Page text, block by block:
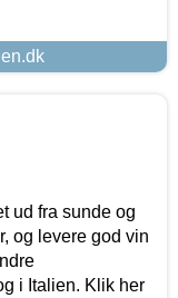
ud fra sunde og
og levere god vin
i Italien. Klik her